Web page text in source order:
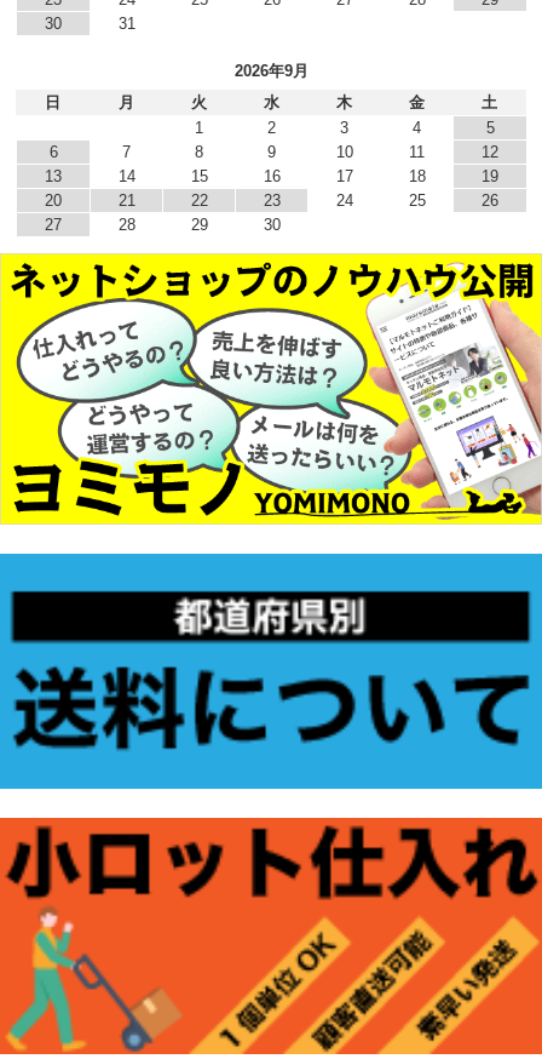
30
31
2026年9月
日
月 火 水 木 金
土
1
2 3 4
5
6
7 8 9 10 11
12
13
14 15 16 17 18
19
20
21 22 23 24 25
26
27
28 29 30